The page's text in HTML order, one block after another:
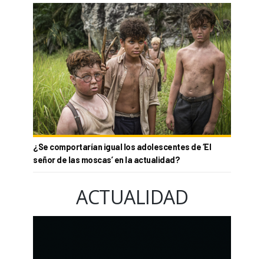
¿Se comportarían igual los adolescentes de ‘El
señor de las moscas’ en la actualidad?
ACTUALIDAD